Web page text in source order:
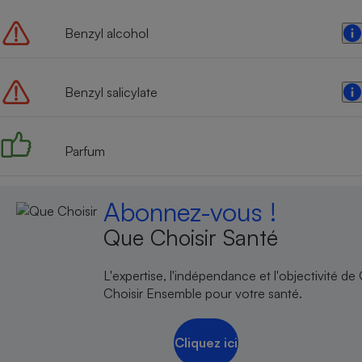
Benzyl alcohol
Benzyl salicylate
Parfum
Abonnez-vous !
Que Choisir Santé
L'expertise, l'indépendance et l'objectivité de
Choisir Ensemble pour votre santé.
Cliquez ici